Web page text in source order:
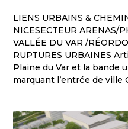
LIENS URBAINS &
NICESECTEUR ARENAS/
VALLÉE DU VAR /
RUPTURES URBAINES
Plaine du Var et la bande
marquant l’entrée de ville